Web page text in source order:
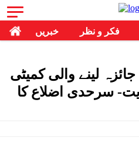
خبریں فکر و نظر
لینے والی کمیٹی
سرحدی اضلاع کا